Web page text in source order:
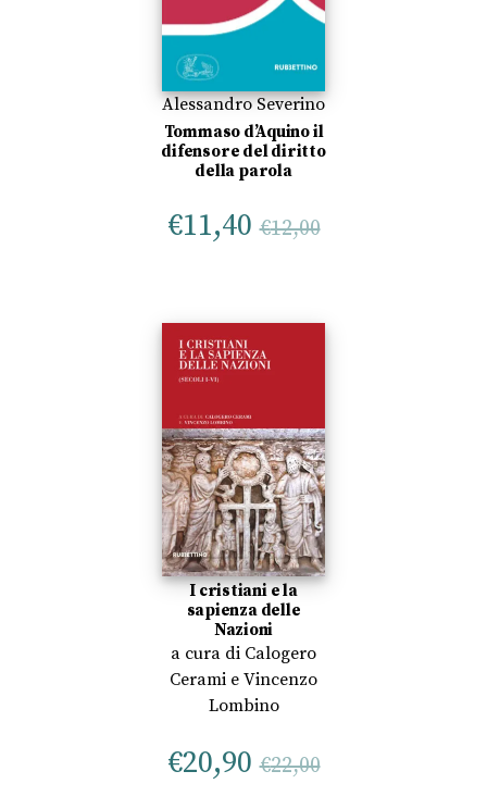
Alessandro Severino
Tommaso d’Aquino il
difensore del diritto
della parola
€11,40 €12,00
I cristiani e la
sapienza delle
Nazioni
a cura di Calogero
Cerami e Vincenzo
Lombino
€20,90 €22,00